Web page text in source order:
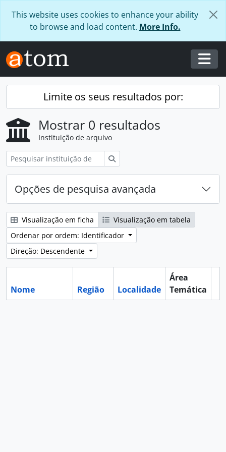
This website uses cookies to enhance your ability
to browse and load content. More Info.
Limite os seus resultados por:
Mostrar 0 resultados
Instituição de arquivo
Opções de pesquisa avançada
Visualização em ficha
Visualização em tabela
Ordenar por ordem: Identificador
Direção: Descendente
Nome Região Localidade
Área
Temática